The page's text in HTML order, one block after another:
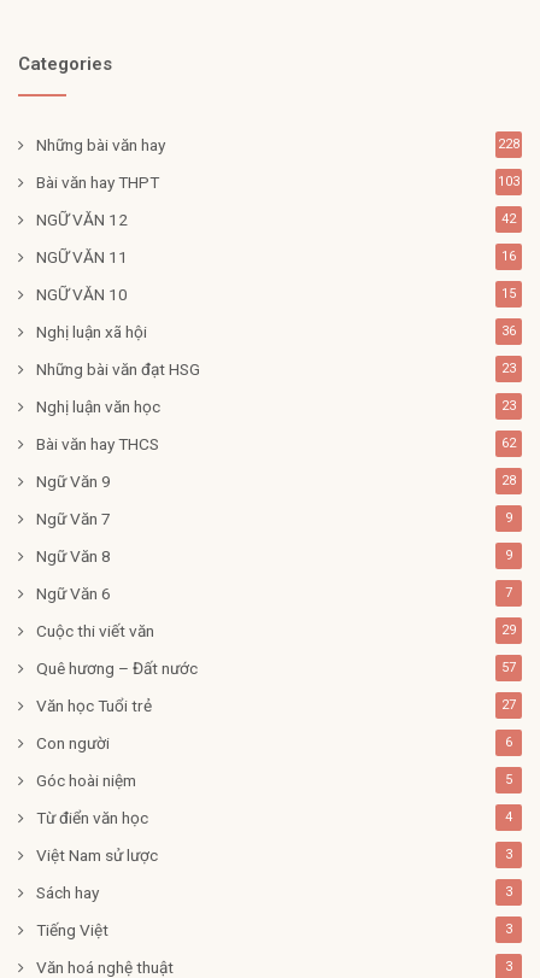
Categories
Những bài văn hay 228
Bài văn hay THPT 103
NGỮ VĂN 12 42
NGỮ VĂN 11 16
NGỮ VĂN 10 15
Nghị luận xã hội 36
Những bài văn đạt HSG 23
Nghị luận văn học 23
Bài văn hay THCS 62
Ngữ Văn 9 28
Ngữ Văn 7 9
Ngữ Văn 8 9
Ngữ Văn 6 7
Cuộc thi viết văn 29
Quê hương – Đất nước 57
Văn học Tuổi trẻ 27
Con người 6
Góc hoài niệm 5
Từ điển văn học 4
Việt Nam sử lược 3
Sách hay 3
Tiếng Việt 3
Văn hoá nghệ thuật 3